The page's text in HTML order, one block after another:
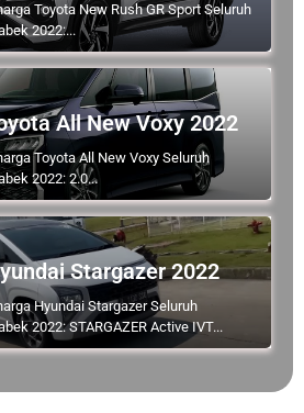
Toyota New Rush GR Sport Seluruh
2022:...
All New Voxy 2022
Toyota All New Voxy Seluruh
2022: 2.0...
Stargazer 2022
Hyundai Stargazer Seluruh
2022: STARGAZER Active IVT...